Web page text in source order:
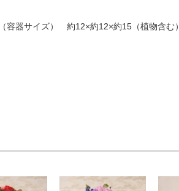
器サイズ） 約12×約12×約15（植物含む）